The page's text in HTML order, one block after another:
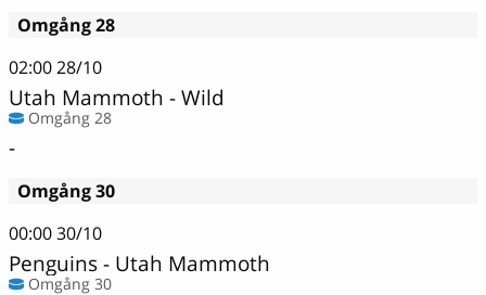
Omgång 28
02:0028/10
Utah Mammoth - Wild
Omgång 28
-
Omgång 30
00:0030/10
Penguins - Utah Mammoth
Omgång 30